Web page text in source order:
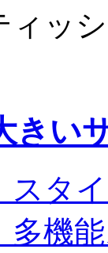
ィッ
きい
タ
機